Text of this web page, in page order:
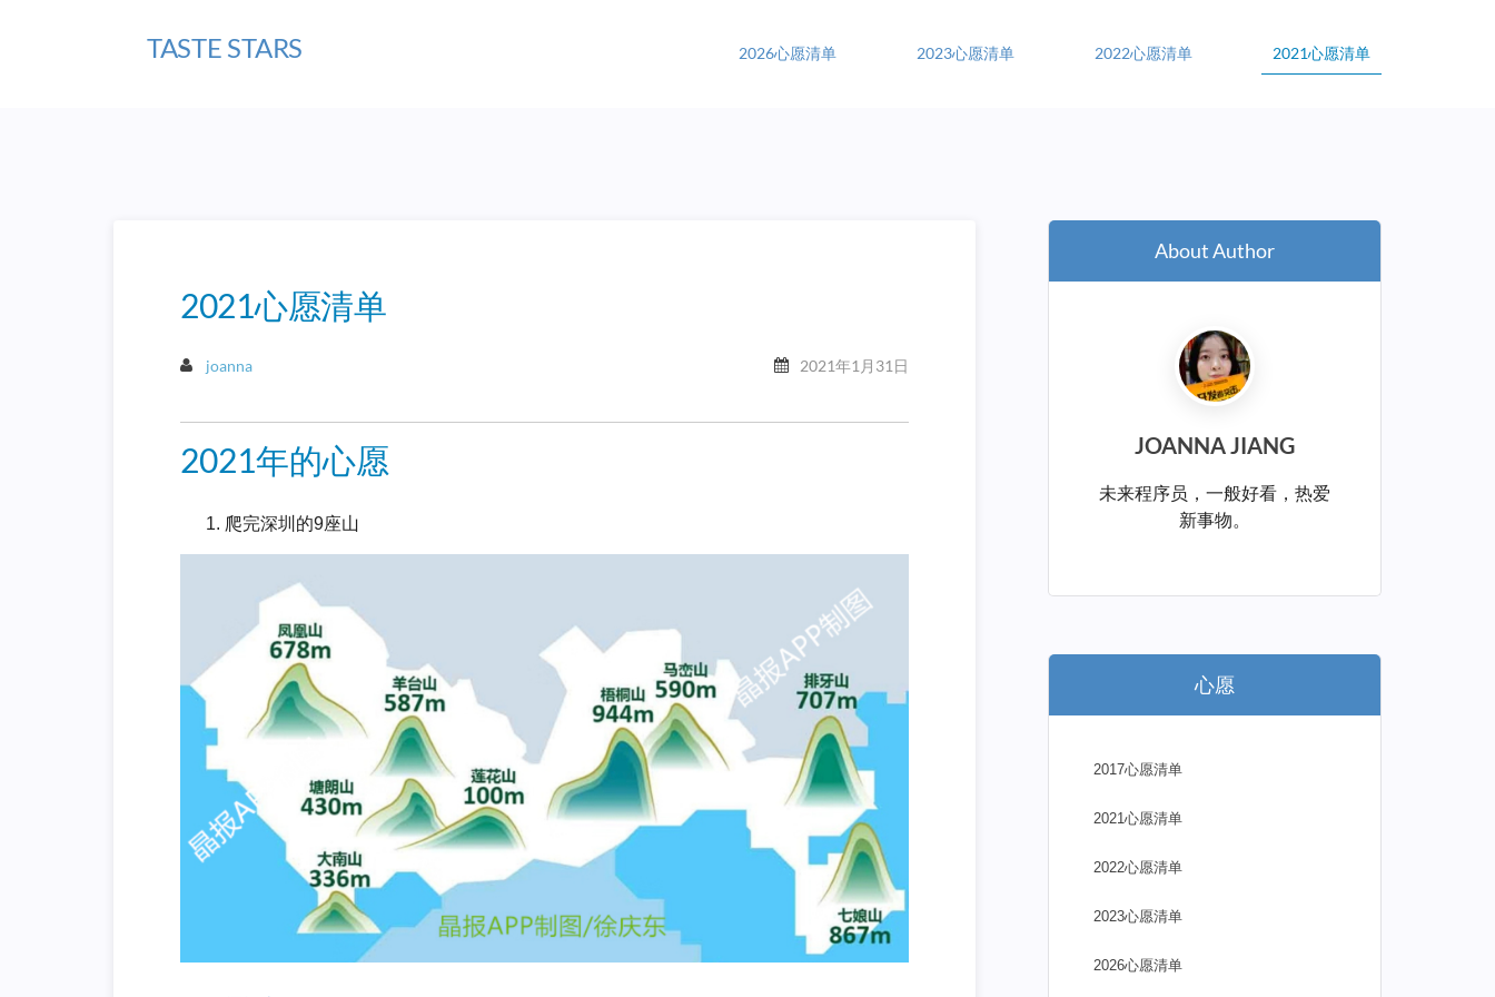
TASTE STARS 2026心愿清单 2023心愿清单 2022心愿清单 2021心愿清单
2021心愿清单
joanna 2021年1月31日
2021年的心愿
爬完深圳的9座山
About Author
JOANNA JIANG
未来程序员，一般好看，热爱
新事物。
心愿
2017心愿清单
2021心愿清单
2022心愿清单
2023心愿清单
2026心愿清单